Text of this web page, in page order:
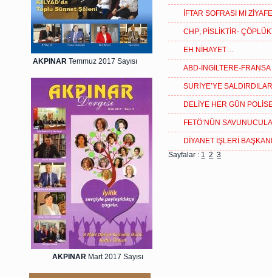
AKPINAR Temmuz 2017 Sayısı
AKPINAR Mart 2017 Sayısı
İFTAR SOFRASI MI
CHP; PİSLİKTİR-
EH NİHAYET…
ABD-İNGİLTERE-
SURİYE’YE
DELİYE HER GÜN
FETÖ’NÜN
DİYANET İŞLERİ
Sayfalar : 1 2 3